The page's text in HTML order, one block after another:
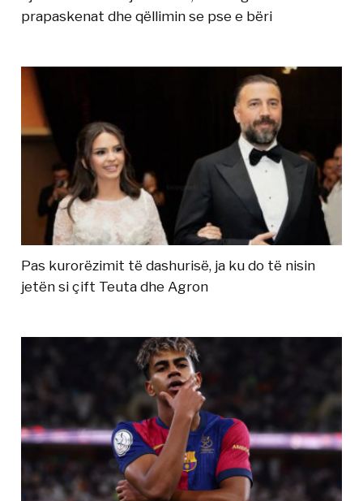
prapaskenat dhe qëllimin se pse e bëri
Pas kurorëzimit të dashurisë, ja ku do të nisin
jetën si çift Teuta dhe Agron